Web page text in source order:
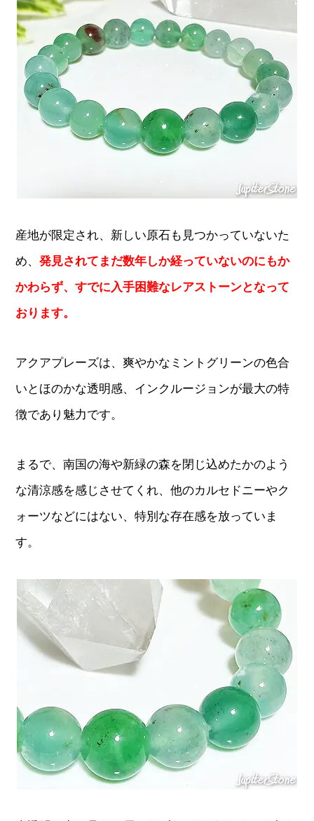
産地が限定され、新しい原石も見つかっていないた
め、発見されてまだ数年しか経っていないのにもか
かわらず、すでに入手困難なレアストーンとなって
おります。
アクアプレーズは、爽やかなミントグリーンの色合
いとほのかな透明感、インクルージョンが最大の特
徴であり魅力です。
まるで、南国の海や新緑の森を閉じ込めたかのよう
な清涼感を感じさせてくれ、他のカルセドニーやク
ォーツなどにはない、特別な存在感を放っていま
す。